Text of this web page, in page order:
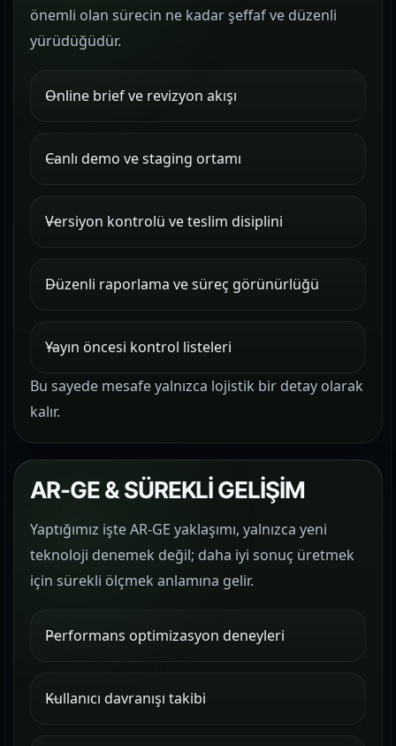
önemli olan sürecin ne kadar şeffaf ve düzenli
yürüdüğüdür.
Online brief ve revizyon akışı
Canlı demo ve staging ortamı
Versiyon kontrolü ve teslim disiplini
Düzenli raporlama ve süreç görünürlüğü
Yayın öncesi kontrol listeleri
Bu sayede mesafe yalnızca lojistik bir detay olarak
kalır.
AR-GE & SÜREKLİ GELİŞİM
Yaptığımız işte AR-GE yaklaşımı, yalnızca yeni
teknoloji denemek değil; daha iyi sonuç üretmek
için sürekli ölçmek anlamına gelir.
Performans optimizasyon deneyleri
Kullanıcı davranışı takibi